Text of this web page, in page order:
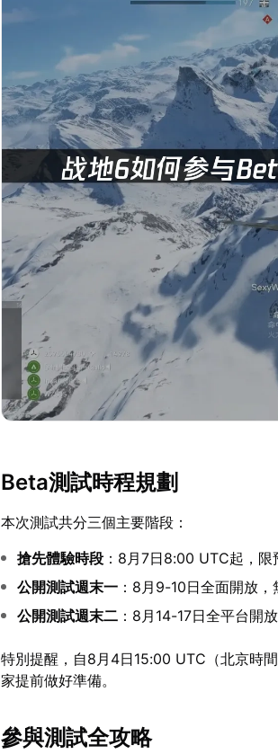
Beta測試時程規劃
本次測試共分三個主要階段：
搶先體驗時段 ：8月7日8:00 UTC起，
公開測試週末一 ：8月9-10日全面開放
公開測試週末二 ：8月14-17日全平台開
特別提醒，自8月4日15:00 UTC（北京時
家提前做好準備。
參與測試全攻略